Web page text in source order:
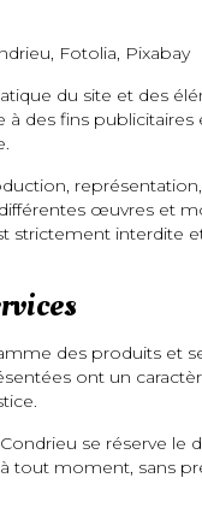
Fotolia, Pixabay
du site et des
des fins
œuvres et
strictement
des produits et
ont un
se réserve
tout moment, sans